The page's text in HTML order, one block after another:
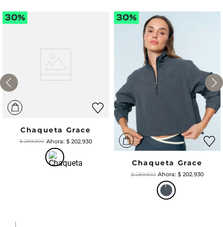
Chaqueta Grace
$ 289.900 $ 202.930
Chaqueta Grace
$ 289.900 $ 202.930